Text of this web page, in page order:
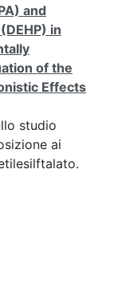
and
in
of the
Effects
studio
ai